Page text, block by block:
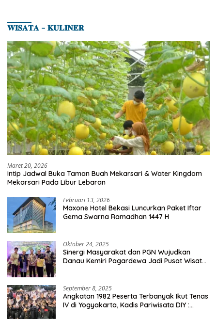
𝐖𝐈𝐒𝐀𝐓𝐀 – 𝐊𝐔𝐋𝐈𝐍𝐄𝐑
Maret 20, 2026
Intip Jadwal Buka Taman Buah Mekarsari & Water Kingdom
Mekarsari Pada Libur Lebaran
Februari 13, 2026
Maxone Hotel Bekasi Luncurkan Paket Iftar
Gema Swarna Ramadhan 1447 H
Oktober 24, 2025
Sinergi Masyarakat dan PGN Wujudkan
Danau Kemiri Pagardewa Jadi Pusat Wisata
September 8, 2025
Angkatan 1982 Peserta Terbanyak Ikut Tenas
IV di Yogyakarta, Kadis Pariwisata DIY :